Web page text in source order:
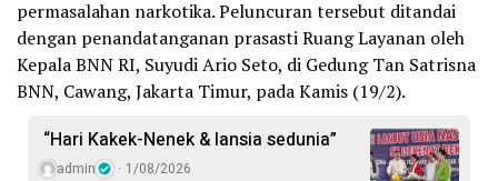
permasalahan narkotika. Peluncuran tersebut ditandai
dengan penandatanganan prasasti Ruang Layanan oleh
Kepala BNN RI, Suyudi Ario Seto, di Gedung Tan Satrisna
BNN, Cawang, Jakarta Timur, pada Kamis (19/2).
“Hari Kakek-Nenek & lansia sedunia”
admin 1/08/2026